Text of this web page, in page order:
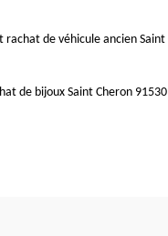
rachat de véhicule ancien Saint
de bijoux Saint Cheron 91530